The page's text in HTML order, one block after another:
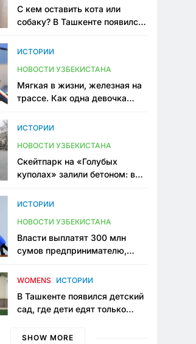
С кем оставить кота или
собаку? В Ташкенте появился
ИСТОРИИ
НОВОСТИ УЗБЕКИСТАНА
Мягкая в жизни, железная на
трассе. Как одна девочка
Узбекистане
ИСТОРИИ
НОВОСТИ УЗБЕКИСТАНА
Скейтпарк на «Голубых
куполах» залили бетоном: в
одно общественное
ИСТОРИИ
НОВОСТИ УЗБЕКИСТАНА
Власти выплатят 300 млн
сумов предпринимателю,
тюрьме по незаконному
WOMENS ИСТОРИИ
В Ташкенте появился детский
сад, где дети едят только
мама, которая устала просить
SHOW MORE